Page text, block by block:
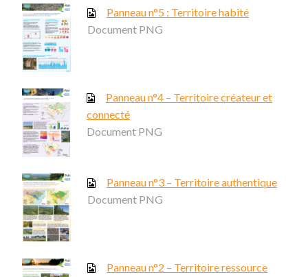
Panneau n°5 : Territoire habité
Document PNG
Panneau n°4 – Territoire créateur et
connecté
Document PNG
Panneau n°3 – Territoire authentique
Document PNG
Panneau n°2 – Territoire ressource